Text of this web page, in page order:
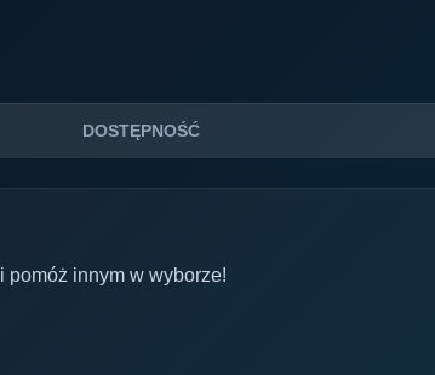
DOSTĘPNOŚĆ
i pomóż innym w wyborze!